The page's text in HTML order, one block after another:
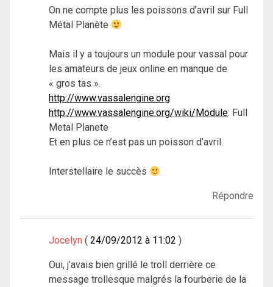
On ne compte plus les poissons d’avril sur Full
Métal Planète
Mais il y a toujours un module pour vassal pour
les amateurs de jeux online en manque de
« gros tas ».
http://www.vassalengine.org
http://www.vassalengine.org/wiki/Module: Full
Metal Planete
Et en plus ce n’est pas un poisson d’avril.
Interstellaire le succès
Répondre
Jocelyn 24/09/2012 à 11:02
Oui, j’avais bien grillé le troll derrière ce
message trollesque malgrés la fourberie de la